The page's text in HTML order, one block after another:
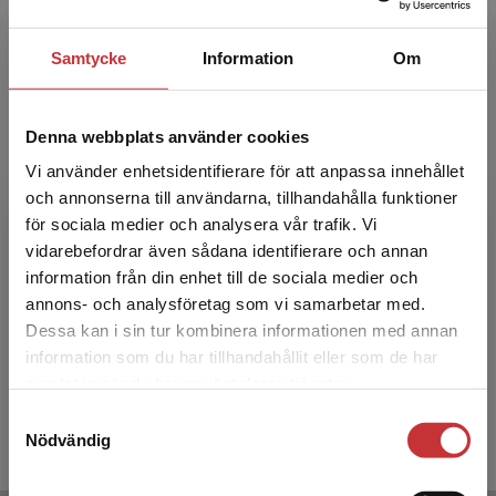
Samtycke Information Om
Denna webbplats använder cookies
Vi använder enhetsidentifierare för att anpassa innehållet
och annonserna till användarna, tillhandahålla funktioner
för sociala medier och analysera vår trafik. Vi
vidarebefordrar även sådana identifierare och annan
information från din enhet till de sociala medier och
annons- och analysföretag som vi samarbetar med.
Dessa kan i sin tur kombinera informationen med annan
information som du har tillhandahållit eller som de har
Nödvändig
Begränsad fraktregion
Det verkar som att du besöker
studentlitteratur.se via en enhet utanför Sverige.
Vi erbjuder inte leveranser utanför Sverige. För
att kunna slutföra ett köp måste
Relaterat
Från stoff till studie
Rennstam, J - Wästerfors, D
Exkl. moms: 283 kr
Hallin, A -
324 kr
Exkl.